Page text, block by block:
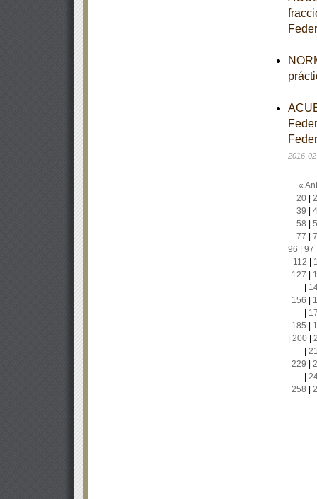
2016-
«
20|
39
58
77
96
97
112
127
156
185
200|
229
258